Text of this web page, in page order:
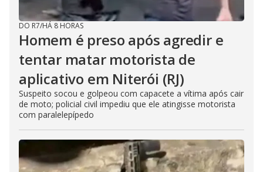
DO R7/HÁ 8 HORAS
Homem é preso após agredir e
tentar matar motorista de
aplicativo em Niterói (RJ)
Suspeito socou e golpeou com capacete a vítima após cair
de moto; policial civil impediu que ele atingisse motorista
com paralelepípedo